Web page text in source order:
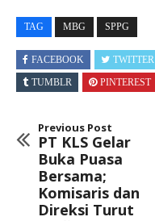
TAG MBG SPPG
FACEBOOK TWITTER
TUMBLR
PINTEREST
Previous Post
PT KLS Gelar
Buka Puasa
Bersama;
Komisaris dan
Direksi Turut